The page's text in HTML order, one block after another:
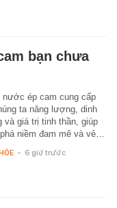
bạn chưa
nước ép cam cung cấp
ta năng lượng, dinh
và giá trị tinh thần, giúp
niềm đam mê và vẻ…
- 6 giờ trước